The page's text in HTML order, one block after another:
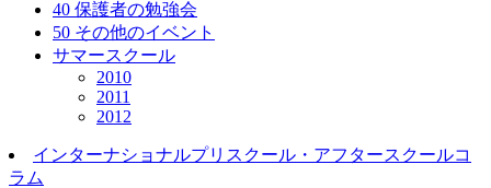
40 保護者の勉強会
50 その他のイベント
サマースクール
2010
2011
2012
インターナショナルプリスクール・アフタースクールコ
ラム